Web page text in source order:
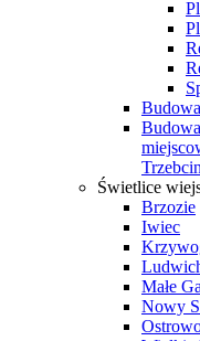
Świetlice
Brzozie
Iwiec
Małe
Nowy